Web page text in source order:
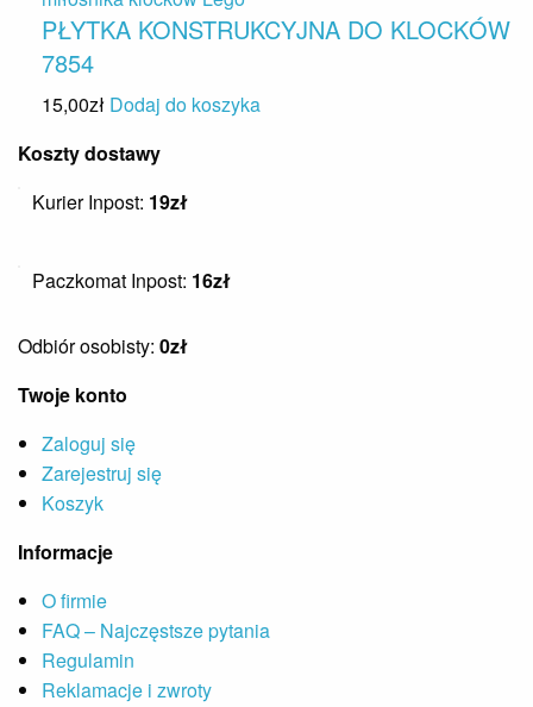
PŁYTKA KONSTRUKCYJNA DO KLOCKÓW
7854
15,00zł Dodaj do koszyka
Koszty dostawy
Kurier Inpost: 19zł
Paczkomat Inpost: 16zł
Odbiór osobisty: 0zł
Twoje konto
Zaloguj się
Zarejestruj się
Koszyk
Informacje
O firmie
FAQ – Najczęstsze pytania
Regulamin
Reklamacje i zwroty